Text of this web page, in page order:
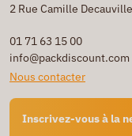
2 Rue Camille
01 71 63 15 00
info@packdiscount.com
Nous contacter
Inscrivez-vous à la